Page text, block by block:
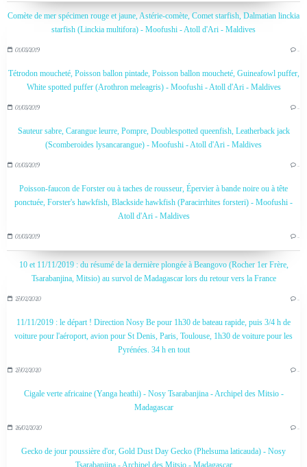
Comète de mer spécimen rouge et jaune, Astérie-comète, Comet starfish, Dalmatian linckia
starfish (Linckia multifora) - Moofushi - Atoll d'Ari - Maldives
01/03/2019 …
Tétrodon moucheté, Poisson ballon pintade, Poisson ballon moucheté, Guineafowl puffer,
White spotted puffer (Arothron meleagris) - Moofushi - Atoll d'Ari - Maldives
01/03/2019 …
Sauteur sabre, Carangue leurre, Pompre, Doublespotted queenfish, Leatherback jack
(Scomberoides lysancarangue) - Moofushi - Atoll d'Ari - Maldives
01/03/2019 …
Poisson-faucon de Forster ou à taches de rousseur, Épervier à bande noire ou à tête
ponctuée, Forster's hawkfish, Blackside hawkfish (Paracirrhites forsteri) - Moofushi -
Atoll d'Ari - Maldives
01/03/2019 …
10 et 11/11/2019 : du résumé de la dernière plongée à Beangovo (Rocher 1er Frère,
Tsarabanjina, Mitsio) au survol de Madagascar lors du retour vers la France
27/02/2020 …
11/11/2019 : le départ ! Direction Nosy Be pour 1h30 de bateau rapide, puis 3/4 h de
voiture pour l'aéroport, avion pour St Denis, Paris, Toulouse, 1h30 de voiture pour les
Pyrénées. 34 h en tout
27/02/2020 …
Cigale verte africaine (Yanga heathi) - Nosy Tsarabanjina - Archipel des Mitsio -
Madagascar
26/02/2020 …
Gecko de jour poussière d'or, Gold Dust Day Gecko (Phelsuma laticauda) - Nosy